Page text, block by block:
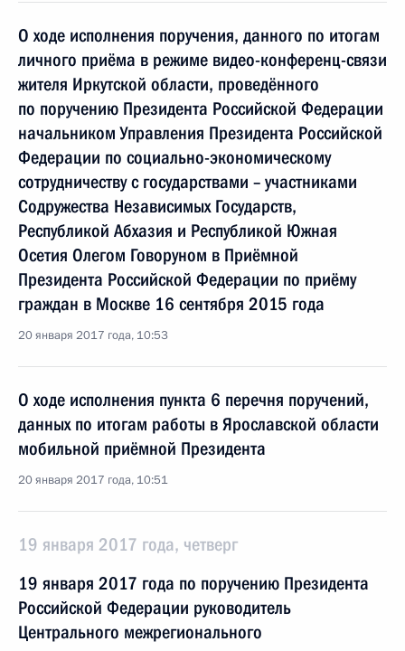
О ходе исполнения поручения, данного по итогам
личного приёма в режиме видео-конференц-связи
жителя Иркутской области, проведённого
по поручению Президента Российской Федерации
начальником Управления Президента Российской
Федерации по социально-экономическому
сотрудничеству с государствами – участниками
Содружества Независимых Государств,
Республикой Абхазия и Республикой Южная
Осетия Олегом Говоруном в Приёмной
Президента Российской Федерации по приёму
граждан в Москве 16 сентября 2015 года
20 января 2017 года, 10:53
О ходе исполнения пункта 6 перечня поручений,
данных по итогам работы в Ярославской области
мобильной приёмной Президента
20 января 2017 года, 10:51
19 января 2017 года, четверг
19 января 2017 года по поручению Президента
Российской Федерации руководитель
Центрального межрегионального